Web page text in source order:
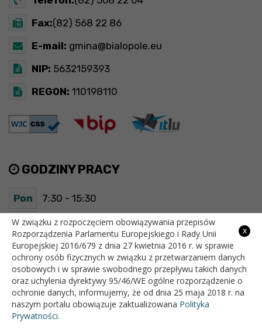
Fax:(82) 568 22 86
E-mail: gmina@bialopole.eu
NIP: 5632159393
REGON: 110198110
GODZINY PRACY
Pon 7:30 - 15:30
Wt 7:30 - 15:30
Śr 7:30 - 15:30
Czw 7:30 - 15:30
Pt 7:30 - 15:30
x
W związku z rozpoczęciem obowiązywania przepisów
Rozporządzenia Parlamentu Europejskiego i Rady Unii
Europejskiej 2016/679 z dnia 27 kwietnia 2016 r. w sprawie
ochrony osób fizycznych w związku z przetwarzaniem danych
osobowych i w sprawie swobodnego przepływu takich danych
oraz uchylenia dyrektywy 95/46/WE ogólne rozporządzenie o
ochronie danych, informujemy, że od dnia 25 maja 2018 r. na
naszym portalu obowiązuje zaktualizowana Polityka
Prywatności.